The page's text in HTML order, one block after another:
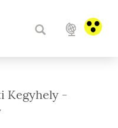
Kegyhely -